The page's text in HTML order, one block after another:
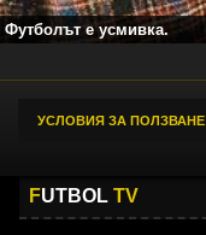
Футболът е усмивка.
УСЛОВИЯ ЗА ПОЛЗВАНЕ
FUTBOL TV